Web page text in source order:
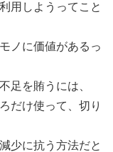
用しようってこと
ノに価値があるっ
足を賄うには、
だけ使って、切り
少に抗う方法だと